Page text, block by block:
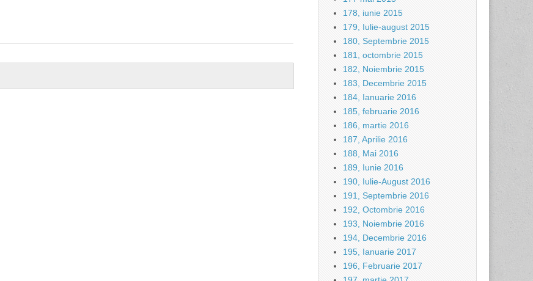
178, iunie 2015
179, Iulie-august 2015
180, Septembrie 2015
181, octombrie 2015
182, Noiembrie 2015
183, Decembrie 2015
184, Ianuarie 2016
185, februarie 2016
186, martie 2016
187, Aprilie 2016
188, Mai 2016
189, Iunie 2016
190, Iulie-August 2016
191, Septembrie 2016
192, Octombrie 2016
193, Noiembrie 2016
194, Decembrie 2016
195, Ianuarie 2017
196, Februarie 2017